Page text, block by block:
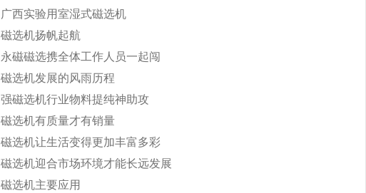
广西实验用室湿式磁选机
磁选机扬帆起航
永磁磁选携全体工作人员一起闯
磁选机发展的风雨历程
强磁选机行业物料提纯神助攻
磁选机有质量才有销量
磁选机让生活变得更加丰富多彩
磁选机迎合市场环境才能长远发展
磁选机主要应用